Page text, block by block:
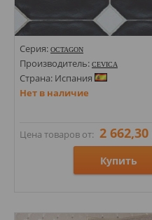
Серия: OCTAGON
Производитель: CEVICA
Страна: Испания
Нет в наличие
Цена товаров от: 2 662,30
Купить
Стили: Моноколор;